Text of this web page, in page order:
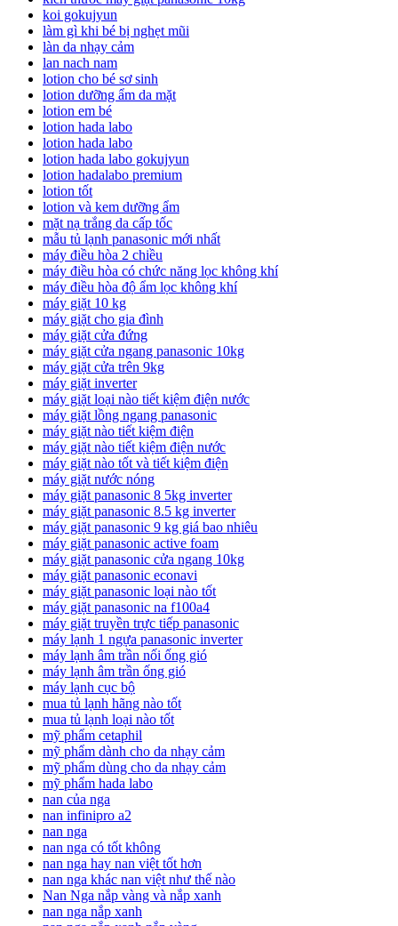
koi gokujyun
làm gì khi bé bị nghẹt mũi
làn da nhạy cảm
lan nach nam
lotion cho bé sơ sinh
lotion dưỡng ẩm da mặt
lotion em bé
lotion hada labo
lotion hada labo
lotion hada labo gokujyun
lotion hadalabo premium
lotion tốt
lotion và kem dưỡng ẩm
mặt nạ trắng da cấp tốc
mẫu tủ lạnh panasonic mới nhất
máy điều hòa 2 chiều
máy điều hòa có chức năng lọc không khí
máy điều hòa độ ẩm lọc không khí
máy giặt 10 kg
máy giặt cho gia đình
máy giặt cửa đứng
máy giặt cửa ngang panasonic 10kg
máy giặt cửa trên 9kg
máy giặt inverter
máy giặt loại nào tiết kiệm điện nước
máy giặt lồng ngang panasonic
máy giặt nào tiết kiệm điện
máy giặt nào tiết kiệm điện nước
máy giặt nào tốt và tiết kiệm điện
máy giặt nước nóng
máy giặt panasonic 8 5kg inverter
máy giặt panasonic 8.5 kg inverter
máy giặt panasonic 9 kg giá bao nhiêu
máy giặt panasonic active foam
máy giặt panasonic cửa ngang 10kg
máy giặt panasonic econavi
máy giặt panasonic loại nào tốt
máy giặt panasonic na f100a4
máy giặt truyền trực tiếp panasonic
máy lạnh 1 ngựa panasonic inverter
máy lạnh âm trần nối ống gió
máy lạnh âm trần ống gió
máy lạnh cục bộ
mua tủ lạnh hãng nào tốt
mua tủ lạnh loại nào tốt
mỹ phẩm cetaphil
mỹ phẩm dành cho da nhạy cảm
mỹ phẩm dùng cho da nhạy cảm
mỹ phẩm hada labo
nan của nga
nan infinipro a2
nan nga
nan nga có tốt không
nan nga hay nan việt tốt hơn
nan nga khác nan việt như thế nào
Nan Nga nắp vàng và nắp xanh
nan nga nắp xanh